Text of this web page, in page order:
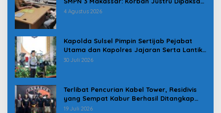
Pindah
4 Agustus 2026
Kapolda Sulsel Pimpin Sertijab Pejabat
Utama dan Kapolres Jajaran Serta Lantik
Karolog dan Kapolresta Gowa
30 Juli 2026
Terlibat Pencurian Kabel Tower, Residivis
yang Sempat Kabur Berhasil Ditangkap
Tim Gabungan di Jeneponto
19 Juli 2026